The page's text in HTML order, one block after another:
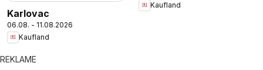
Karlovac
06.08. - 11.08.2026
Kaufland
Kaufland
REKLAME